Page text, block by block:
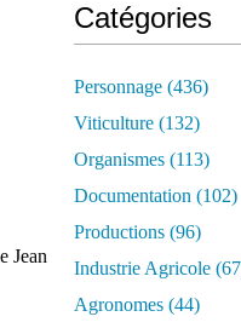
Jean
Catégories
Personnage (436)
Viticulture (132)
Organismes (113)
Documentation (102)
Productions (96)
Industrie Agricole
Agronomes (44)